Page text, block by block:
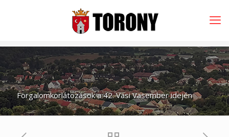
Forgalomkorlátozások a 42. Vasi Vasember idején